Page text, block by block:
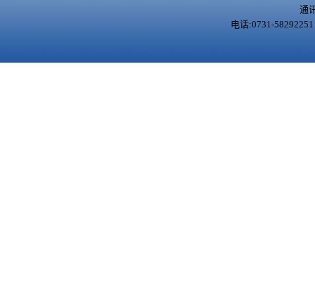
通
电话:0731-